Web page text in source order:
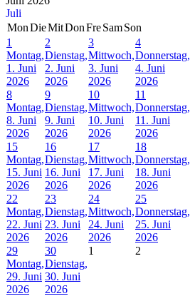
Juli
MonDieMitDonFreSamSon
1
Montag,
1. Juni
2026
2
Dienstag,
2. Juni
2026
3
Mittwoch,
3. Juni
2026
4
Donnerstag,
4. Juni
2026
8
Montag,
8. Juni
2026
9
Dienstag,
9. Juni
2026
10
Mittwoch,
10. Juni
2026
11
Donnerstag,
11. Juni
2026
15
Montag,
15. Juni
2026
16
Dienstag,
16. Juni
2026
17
Mittwoch,
17. Juni
2026
18
Donnerstag,
18. Juni
2026
22
Montag,
22. Juni
2026
23
Dienstag,
23. Juni
2026
24
Mittwoch,
24. Juni
2026
25
Donnerstag,
25. Juni
2026
29
Montag,
29. Juni
2026
30
Dienstag,
30. Juni
2026
1 2